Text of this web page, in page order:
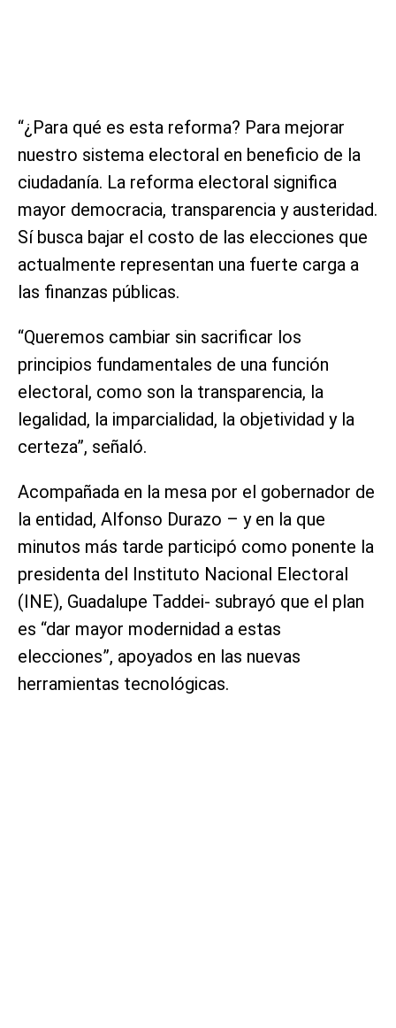
“¿Para qué es esta reforma? Para mejorar
nuestro sistema electoral en beneficio de la
ciudadanía. La reforma electoral significa
mayor democracia, transparencia y austeridad.
Sí busca bajar el costo de las elecciones que
actualmente representan una fuerte carga a
las finanzas públicas.
“Queremos cambiar sin sacrificar los
principios fundamentales de una función
electoral, como son la transparencia, la
legalidad, la imparcialidad, la objetividad y la
certeza”, señaló.
Acompañada en la mesa por el gobernador de
la entidad, Alfonso Durazo – y en la que
minutos más tarde participó como ponente la
presidenta del Instituto Nacional Electoral
(INE), Guadalupe Taddei- subrayó que el plan
es “dar mayor modernidad a estas
elecciones”, apoyados en las nuevas
herramientas tecnológicas.